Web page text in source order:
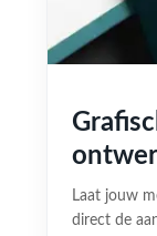
Laat jouw
direct de